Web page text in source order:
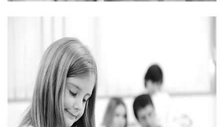
Kohaschool
Kohaschool is een door de Koninklijke Bibliotheek
geaccrediteerd...